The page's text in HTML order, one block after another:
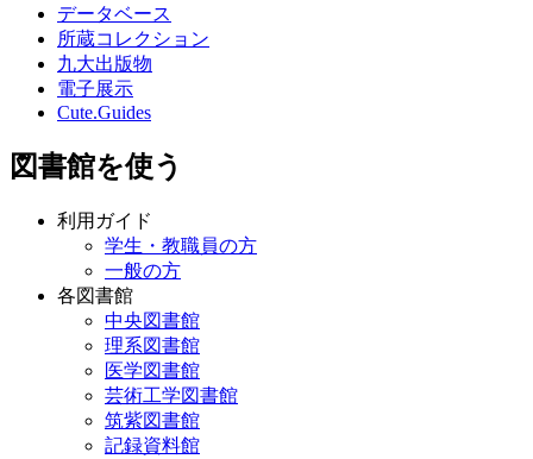
データベース
所蔵コレクション
九大出版物
電子展示
Cute.Guides
図書館を使う
利用ガイド
学生・教職員の方
一般の方
各図書館
中央図書館
理系図書館
医学図書館
芸術工学図書館
筑紫図書館
記録資料館